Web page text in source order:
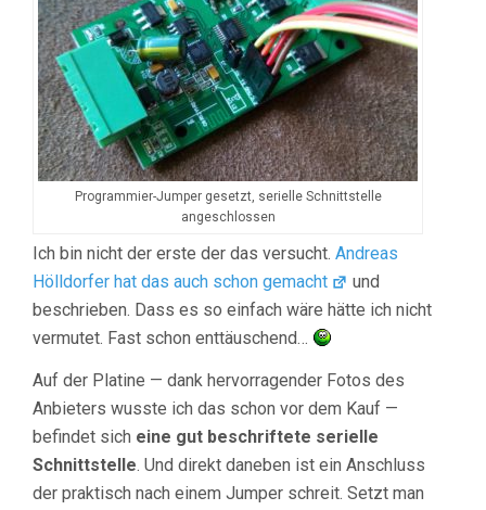
Programmier-Jumper gesetzt, serielle Schnittstelle
angeschlossen
Ich bin nicht der erste der das versucht. Andreas
Hölldorfer hat das auch schon gemacht
und
beschrieben. Dass es so einfach wäre hätte ich nicht
vermutet. Fast schon enttäuschend…
Auf der Platine — dank hervorragender Fotos des
Anbieters wusste ich das schon vor dem Kauf —
befindet sich eine gut beschriftete serielle
Schnittstelle. Und direkt daneben ist ein Anschluss
der praktisch nach einem Jumper schreit. Setzt man